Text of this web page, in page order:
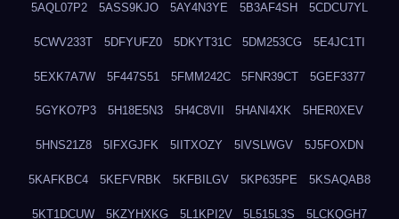
5AQL07P2 5ASS9KJO 5AY4N3YE 5B3AF4SH 5CDCU7YL
5CWV233T 5DFYUFZ0 5DKYT31C 5DM253CG 5E4JC1TI
5EXK7A7W 5F447S51 5FMM242C 5FNR39CT 5GEF3377
5GYKO7P3 5H18E5N3 5H4C8VII 5HANI4XK 5HER0XEV
5HNS21Z8 5IFXGJFK 5IITXOZY 5IVSLWGV 5J5FOXDN
5KAFKBC4 5KEFVRBK 5KFBILGV 5KP635PE 5KSAQAB8
5KT1DCUW 5KZYHXKG 5L1KPI2V 5L515L3S 5LCKQGH7